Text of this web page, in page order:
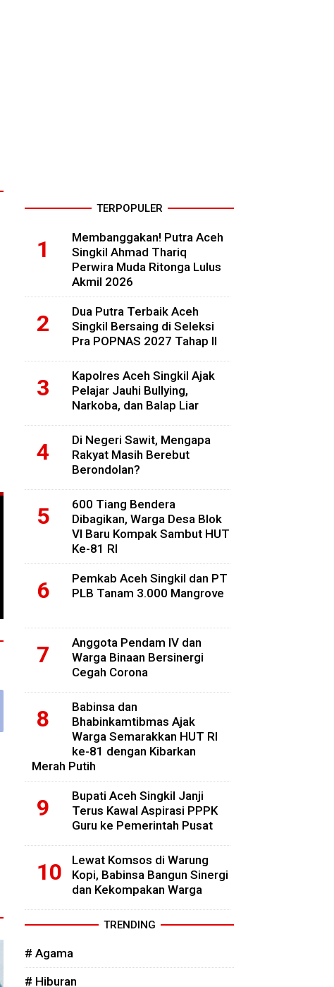
TERPOPULER
Membanggakan! Putra Aceh
Singkil Ahmad Thariq
Perwira Muda Ritonga Lulus
Akmil 2026
Dua Putra Terbaik Aceh
Singkil Bersaing di Seleksi
Pra POPNAS 2027 Tahap II
Kapolres Aceh Singkil Ajak
Pelajar Jauhi Bullying,
Narkoba, dan Balap Liar
Di Negeri Sawit, Mengapa
Rakyat Masih Berebut
Berondolan?
600 Tiang Bendera
Dibagikan, Warga Desa Blok
VI Baru Kompak Sambut HUT
Ke-81 RI
Pemkab Aceh Singkil dan PT
PLB Tanam 3.000 Mangrove
Anggota Pendam IV dan
Warga Binaan Bersinergi
Cegah Corona
Babinsa dan
Bhabinkamtibmas Ajak
Warga Semarakkan HUT RI
ke-81 dengan Kibarkan
Merah Putih
Bupati Aceh Singkil Janji
Terus Kawal Aspirasi PPPK
Guru ke Pemerintah Pusat
Lewat Komsos di Warung
Kopi, Babinsa Bangun Sinergi
dan Kekompakan Warga
TRENDING
# Agama
# Hiburan